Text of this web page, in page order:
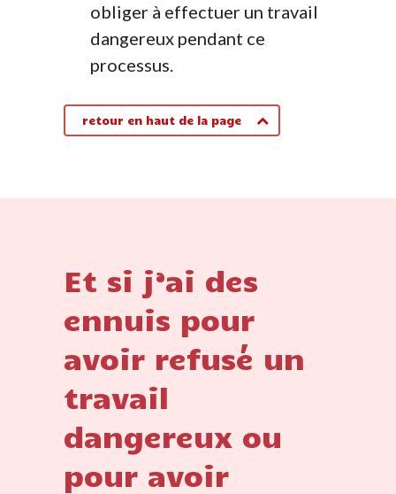
obliger à effectuer un travail
dangereux pendant ce
processus.
retour en haut de la page
Et si j’ai des
ennuis pour
avoir refusé un
travail
dangereux ou
pour avoir